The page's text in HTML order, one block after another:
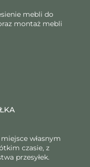
mebli do
montaż mebli
własnym
czasie, z
przesyłek.